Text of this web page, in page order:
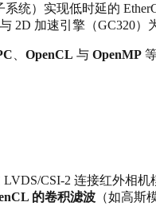
系统）实现低时延的
与 2D 加速引擎（GC320）
OpenCL 与 OpenMP
LVDS/CSI‑2 连接红外相机
的卷积滤波 （如高斯